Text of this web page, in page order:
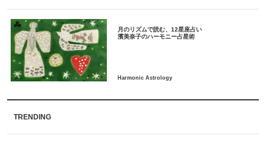
月のリズムで読む、12星座占い
TRENDING